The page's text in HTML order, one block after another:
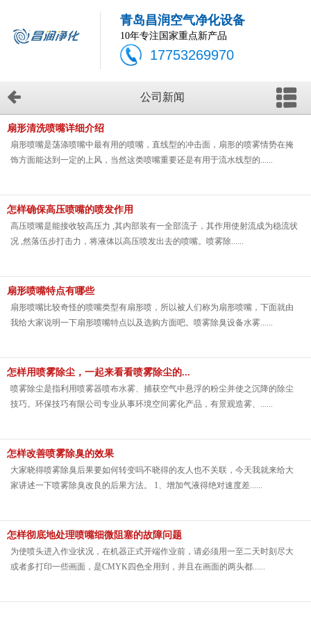
青岛昌润空气净化设备
10年专注国家重点新产品
17753269970
公司新闻
扇形清洗喷嘴详细介绍
扇形喷嘴是荡涤喷嘴中最有用的喷嘴，直线型的冲击面，扇形的喷雾情势在掩
饰方面能达到一定的上风，当然这类喷嘴重要还是有用于流水线型的......
怎样确保高压喷嘴的喷发作用
高压喷嘴是能接收较高压力 ,其内部装有一全部流子，其作用使射流成为稳流状
况 ,然落伍步打击力，将液体以高压喷发出去的喷嘴。喷雾除......
扇形喷嘴特点有哪些
扇形喷嘴比较奇怪的喷嘴类型有扇形喷，所以被人们称为扇形喷嘴，下面就由
我给大家说明一下扇形喷嘴特点以及选购方面吧。喷雾除臭设备水雾......
怎样用喷雾除尘，一起来看看喷雾除尘的...
喷雾除尘是指利用喷雾器喷布水雾、捕获空气中悬浮的粉尘并使之沉降的除尘
技巧。环保技巧有限公司专业从事环境空间雾化产品，有景观造雾、......
怎样改善喷雾除臭的效果
大家晓得喷雾除臭后果要如何转变吗不晓得的友人也不关联，今天我就来给大
家讲述一下喷雾除臭改良的后果方法。 1、增加气液得绝对速度差......
怎样彻底地处理喷嘴细微阻塞的故障问题
为使喷头进入作业状况，在机器正式开端作业前，请必须用一至二天时刻尽大
或者多打印一些画面，是CMYK四色全用到，并且在画面的两头都......